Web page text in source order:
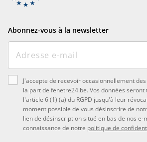
Abonnez-vous à la newsletter
J'accepte de recevoir occasionnellement
la part de fenetre24.be. Vos données
l'article 6 (1) (a) du RGPD jusqu'à leur
moment possible de vous désinscrire de
lien de désinscription situé en bas de nos e-
connaissance de notre politique de